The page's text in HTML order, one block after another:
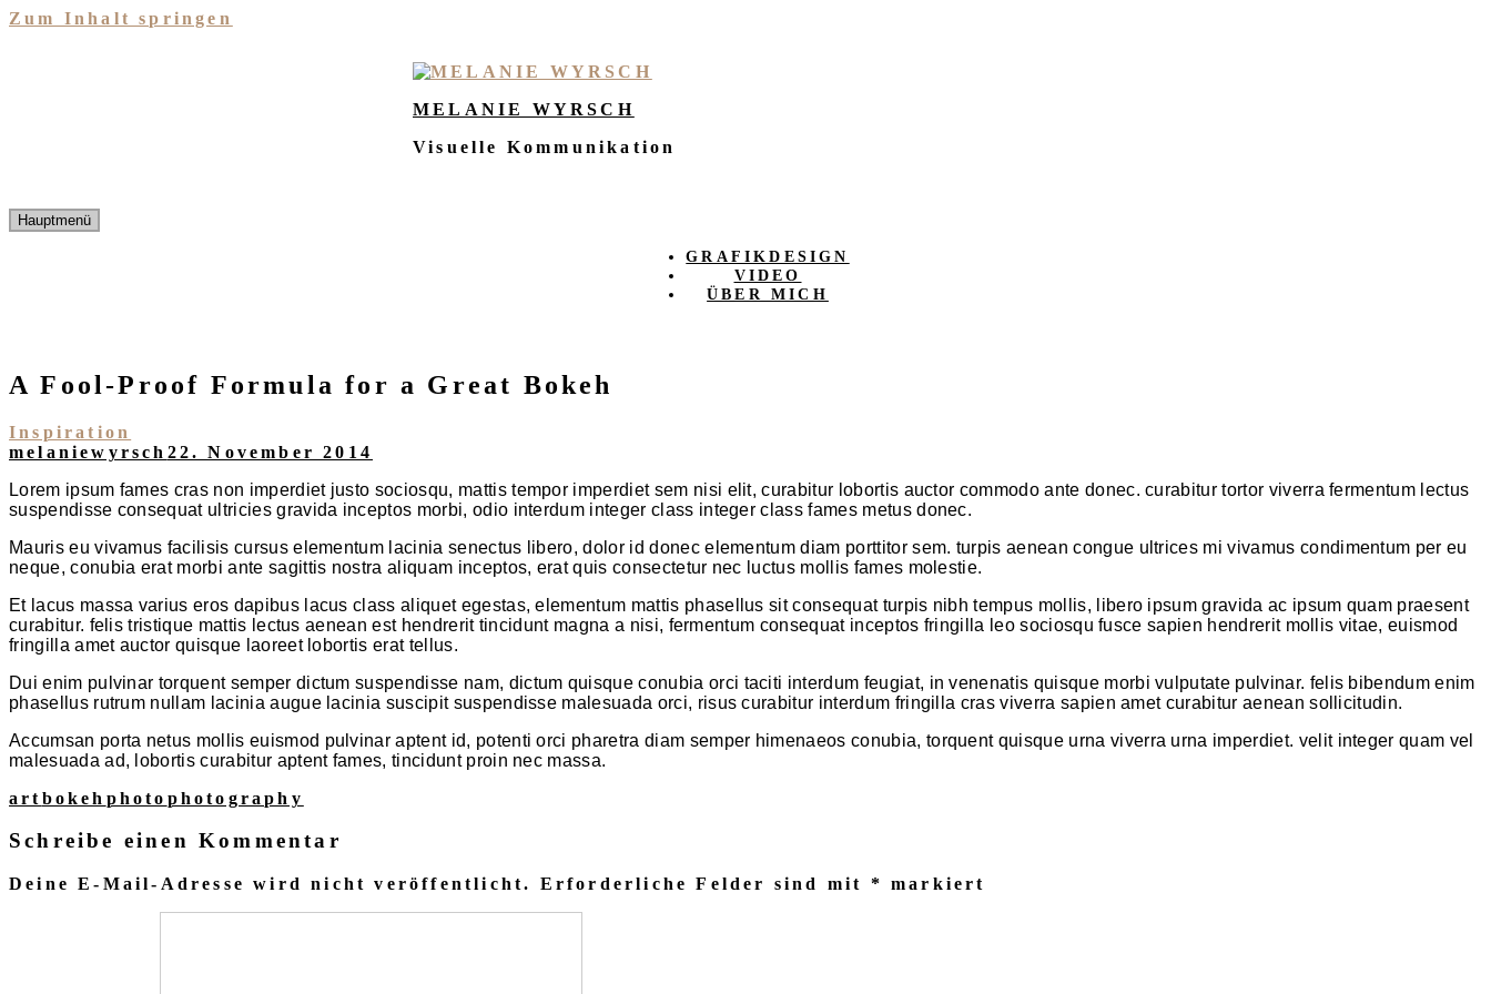
Zum Inhalt springen
MELANIE WYRSCH
Visuelle Kommunikation
Hauptmenü
GRAFIKDESIGN
VIDEO
ÜBER MICH
A Fool-Proof Formula for a Great Bokeh
Inspiration
melaniewyrsch 22. November 2014
Lorem ipsum fames cras non imperdiet justo sociosqu, mattis tempor imperdiet sem nisi elit, curabitur lobortis auctor commodo ante donec. curabitur tortor viverra fermentum lectus
suspendisse consequat ultricies gravida inceptos morbi, odio interdum integer class integer class fames metus donec.
Mauris eu vivamus facilisis cursus elementum lacinia senectus libero, dolor id donec elementum diam porttitor sem. turpis aenean congue ultrices mi vivamus condimentum per eu
neque, conubia erat morbi ante sagittis nostra aliquam inceptos, erat quis consectetur nec luctus mollis fames molestie.
Et lacus massa varius eros dapibus lacus class aliquet egestas, elementum mattis phasellus sit consequat turpis nibh tempus mollis, libero ipsum gravida ac ipsum quam praesent
curabitur. felis tristique mattis lectus aenean est hendrerit tincidunt magna a nisi, fermentum consequat inceptos fringilla leo sociosqu fusce sapien hendrerit mollis vitae, euismod
fringilla amet auctor quisque laoreet lobortis erat tellus.
Dui enim pulvinar torquent semper dictum suspendisse nam, dictum quisque conubia orci taciti interdum feugiat, in venenatis quisque morbi vulputate pulvinar. felis bibendum enim
phasellus rutrum nullam lacinia augue lacinia suscipit suspendisse malesuada orci, risus curabitur interdum fringilla cras viverra sapien amet curabitur aenean sollicitudin.
Accumsan porta netus mollis euismod pulvinar aptent id, potenti orci pharetra diam semper himenaeos conubia, torquent quisque urna viverra urna imperdiet. velit integer quam vel
malesuada ad, lobortis curabitur aptent fames, tincidunt proin nec massa.
art bokeh photo photography
Schreibe einen Kommentar
Deine E-Mail-Adresse wird nicht veröffentlicht. Erforderliche Felder sind mit * markiert